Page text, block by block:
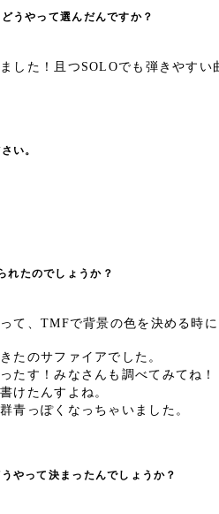
うやって選んだんですか？
した！且つSOLOでも弾きやすい
い。
れたのでしょうか？
て、 TMFで背景の色を決める時
たのサファイアでした。
たす！みなさんも調べてみてね！
けたんすよね。
青っぽくなっちゃいました。
やって決まったんでしょうか？